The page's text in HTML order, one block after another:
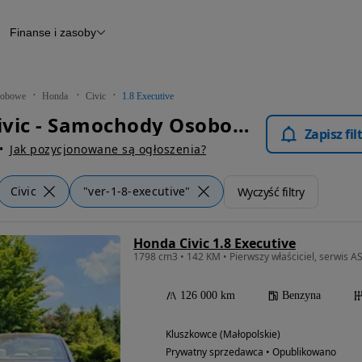
Raport z inspekcji
Otomoto News
Finanse i zasoby
Honda Civic 1.8 Executive
Honda Civic - Samochody Osobowe
Jak pozycjonowane są ogłoszenia?
Zapisz
Civic "ver-1-8-executive" Wyczyść filtry
Honda Civic 1.8 Executive
1798 cm3 • 142 KM • Pierwszy właściciel, serwis
126 000 km Benzyna
Kluszkowce (Małopolskie)
Prywatny sprzedawca • Opublikowano